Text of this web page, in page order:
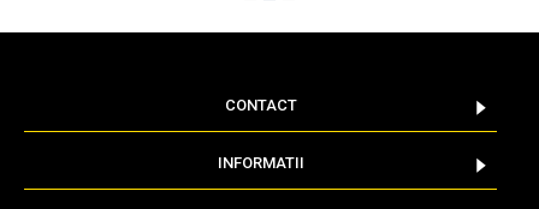
CONTACT
INFORMATII